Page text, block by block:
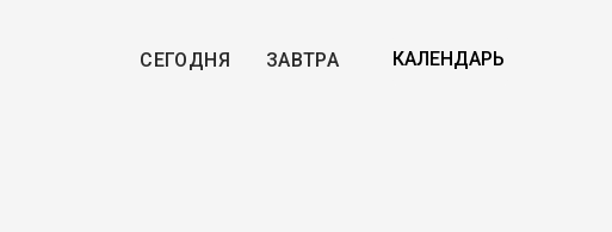
СЕГОДНЯ ЗАВТРА